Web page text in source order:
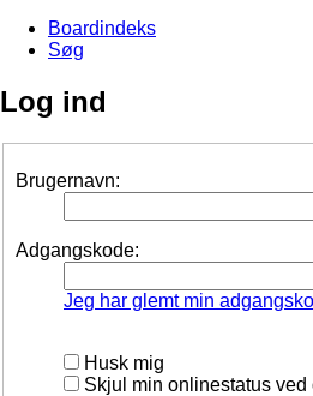
Boardindeks
Søg
Log ind
Brugernavn:
Adgangskode:
Jeg har glemt min
Husk mig
Skjul min onlinestatus ved